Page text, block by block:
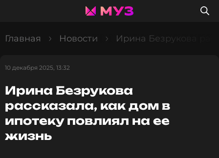
Главная Новости Ирина Безрукова
10 декабря 2025, 13:32
Ирина Безрукова
рассказала, как дом в
ипотеку повлиял на ее
жизнь